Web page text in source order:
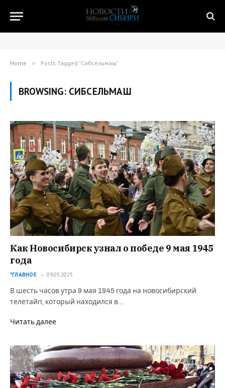
Home » Posts Tagged "Сибсельмаш"
BROWSING: СИБСЕЛЬМАШ
Как Новосибирск узнал о победе 9 мая 1945
года
*ГЛАВНОЕ 09.05.2025
В шесть часов утра 9 мая 1945 года на новосибирский
телетайп, который находился в…
Читать далее